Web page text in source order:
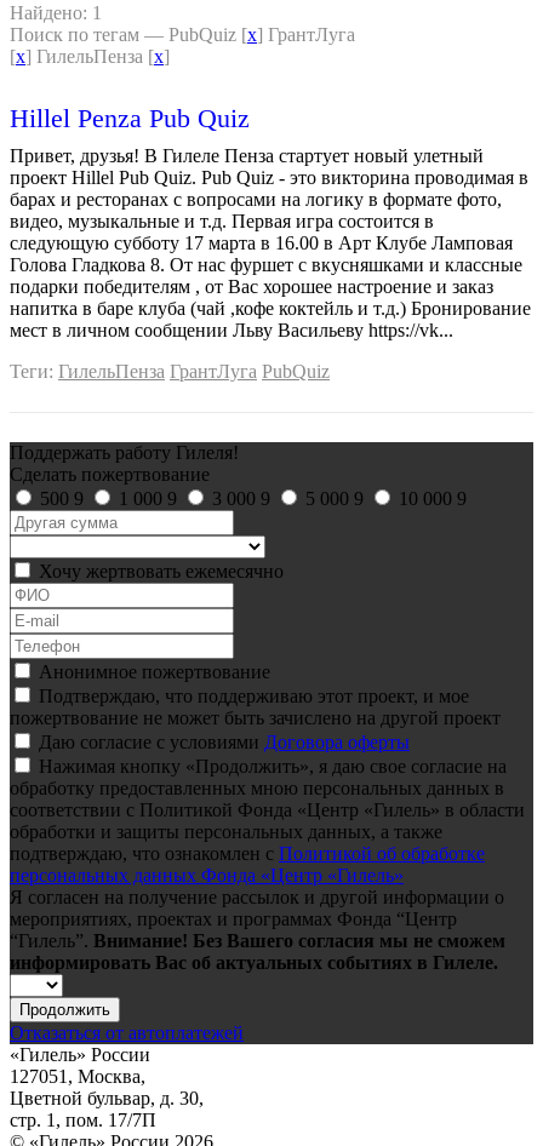
Найдено: 1
Поиск по тегам — PubQuiz [x] ГрантЛуга
[x] ГилельПенза [x]
Hillel Penza Pub Quiz
Привет, друзья! В Гилеле Пенза стартует новый улетный
проект Hillel Pub Quiz. Pub Quiz - это викторина проводимая в
барах и ресторанах с вопросами на логику в формате фото,
видео, музыкальные и т.д. Первая игра состоится в
следующую субботу 17 марта в 16.00 в Арт Клубе Ламповая
Голова Гладкова 8. От нас фуршет с вкусняшками и классные
подарки победителям , от Вас хорошее настроение и заказ
напитка в баре клуба (чай ,кофе коктейль и т.д.) Бронирование
мест в личном сообщении Льву Васильеву https://vk...
Теги: ГилельПенза ГрантЛуга PubQuiz
Поддержать работу Гилеля!
Сделать пожертвование
500 9 1 000 9 3 000 9 5 000 9 10 000 9
Хочу жертвовать ежемесячно
Анонимное пожертвование
Подтверждаю, что поддерживаю этот проект, и мое
пожертвование не может быть зачислено на другой проект
Даю согласие с условиями Договора оферты
Нажимая кнопку «Продолжить», я даю свое согласие на
обработку предоставленных мною персональных данных в
соответствии с Политикой Фонда «Центр «Гилель» в области
обработки и защиты персональных данных, а также
подтверждаю, что ознакомлен с Политикой об обработке
персональных данных Фонда «Центр «Гилель»
Я согласен на получение рассылок и другой информации о
мероприятиях, проектах и программах Фонда “Центр
“Гилель”. Внимание! Без Вашего согласия мы не сможем
информировать Вас об актуальных событиях в Гилеле.
Продолжить
Отказаться от автоплатежей
«Гилель» России
127051, Москва,
Цветной бульвар, д. 30,
стр. 1, пом. 17/7П
© «Гилель» России 2026